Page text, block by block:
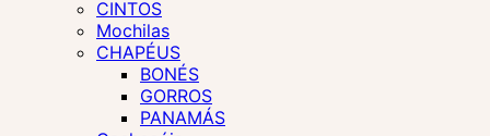
CINTOS
Mochilas
CHAPÉUS
BONÉS
GORROS
PANAMÁS